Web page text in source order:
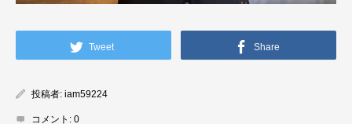
Tweet Share
投稿者: iam59224
コメント: 0